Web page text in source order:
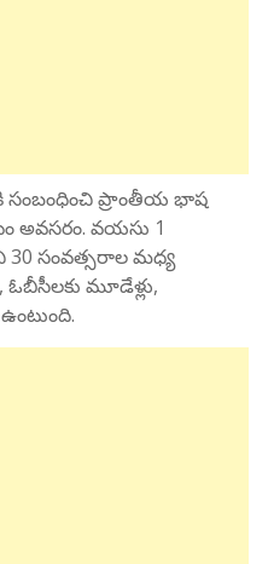
సంబంధించి ప్రాంతీయ భాష
అవసరం. వయసు 1
30 సంవత్సరాల మధ్య
ఓబీసీలకు మూడేళ్లు,